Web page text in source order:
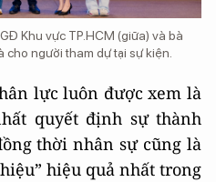
Khu vực TP.HCM (giữa) và bà
người tham dự tại sự kiện.
lực luôn được xem là
quyết định sự thành
thời nhân sự cũng là
hiệu quả nhất trong